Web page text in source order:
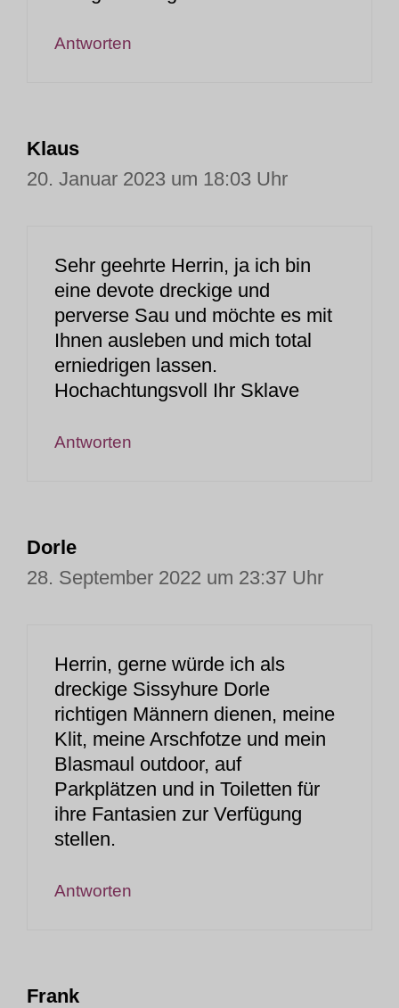
Antworten
Klaus
20. Januar 2023 um 18:03 Uhr
Sehr geehrte Herrin, ja ich bin
eine devote dreckige und
perverse Sau und möchte es mit
Ihnen ausleben und mich total
erniedrigen lassen.
Hochachtungsvoll Ihr Sklave
Antworten
Dorle
28. September 2022 um 23:37 Uhr
Herrin, gerne würde ich als
dreckige Sissyhure Dorle
richtigen Männern dienen, meine
Klit, meine Arschfotze und mein
Blasmaul outdoor, auf
Parkplätzen und in Toiletten für
ihre Fantasien zur Verfügung
stellen.
Antworten
Frank